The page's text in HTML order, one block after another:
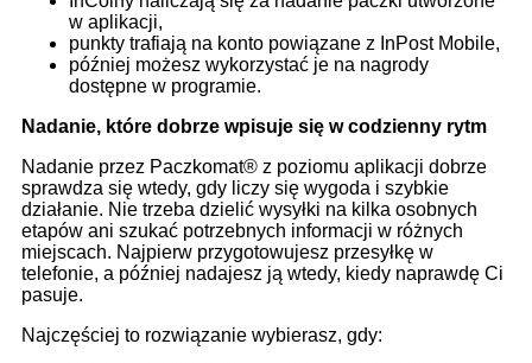
w aplikacji,
punkty trafiają na konto powiązane z InPost Mobile,
później możesz wykorzystać je na nagrody
dostępne w programie.
Nadanie, które dobrze wpisuje się w codzienny rytm
Nadanie przez Paczkomat® z poziomu aplikacji dobrze
sprawdza się wtedy, gdy liczy się wygoda i szybkie
działanie. Nie trzeba dzielić wysyłki na kilka osobnych
etapów ani szukać potrzebnych informacji w różnych
miejscach. Najpierw przygotowujesz przesyłkę w
telefonie, a później nadajesz ją wtedy, kiedy naprawdę Ci
pasuje.
Najczęściej to rozwiązanie wybierasz, gdy: